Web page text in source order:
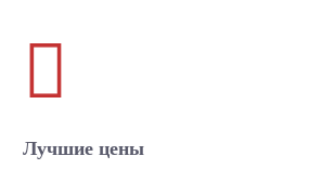

Лучшие цены